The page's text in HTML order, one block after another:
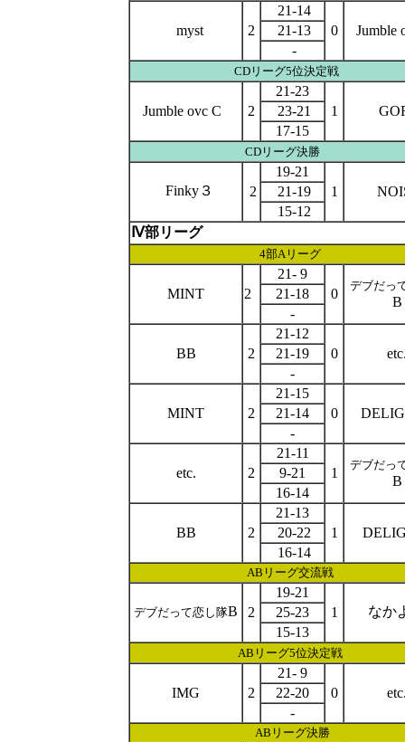
myst 2
21-14
0
Jumble
21-13
-
CDリーグ5位決定戦
Jumble ovc C 2
21-23
1
23-21
17-15
CD リーグ決勝
Finky３ 2
19-21
1
21-19
15-12
Ⅳ部リーグ
4部Aリーグ
MINT 2
21- 9
0
デブだっ
B
21-18
-
BB 2
21-12
0
21-19
-
MINT 2
21-15
0
21-14
-
etc. 2
21-11
1
デブだっ
B
9-21
16-14
BB 2
21-13
1
20-22
16-14
ABリーグ交流戦
デブだって恋し隊B 2
19-21
1
なか
25-23
15-13
AB リーグ5位決定戦
IMG 2
21- 9
0
22-20
-
AB リーグ決勝